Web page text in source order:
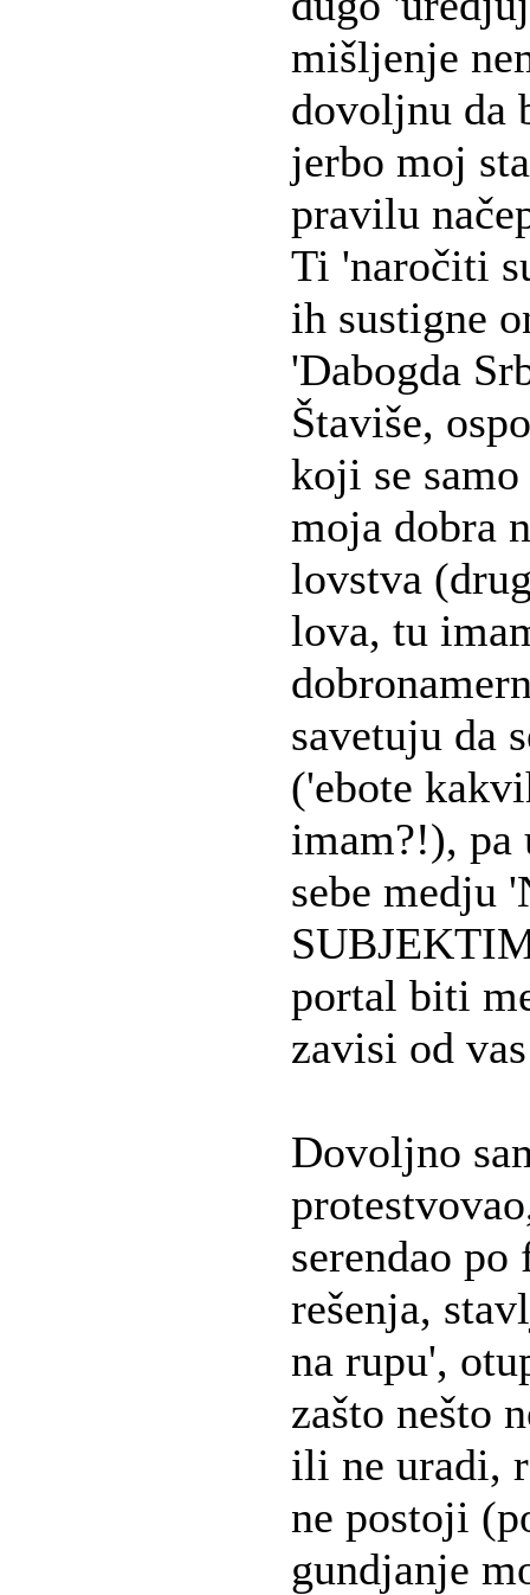
mišljenje
dovoljnu da
jerbo moj
pravilu
Ti 'naročiti
ih sustigne
'Dabogda
Štaviše,
koji se
moja dobra
lovstva
lova, tu
savetuju da
('ebote
imam?!), pa
sebe medju
portal biti
zavisi od
Dovoljno
serendao
rešenja,
na rupu',
zašto nešto
ili ne uradi,
ne postoji
gundjanje